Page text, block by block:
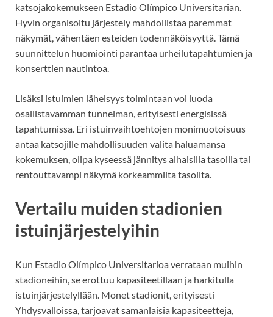
katsojakokemukseen Estadio Olímpico Universitarian.
Hyvin organisoitu järjestely mahdollistaa paremmat
näkymät, vähentäen esteiden todennäköisyyttä. Tämä
suunnittelun huomiointi parantaa urheilutapahtumien ja
konserttien nautintoa.
Lisäksi istuimien läheisyys toimintaan voi luoda
osallistavamman tunnelman, erityisesti energisissä
tapahtumissa. Eri istuinvaihtoehtojen monimuotoisuus
antaa katsojille mahdollisuuden valita haluamansa
kokemuksen, olipa kyseessä jännitys alhaisilla tasoilla tai
rentouttavampi näkymä korkeammilta tasoilta.
Vertailu muiden stadionien
istuinjärjestelyihin
Kun Estadio Olímpico Universitarioa verrataan muihin
stadioneihin, se erottuu kapasiteetillaan ja harkitulla
istuinjärjestelyllään. Monet stadionit, erityisesti
Yhdysvalloissa, tarjoavat samanlaisia kapasiteetteja,